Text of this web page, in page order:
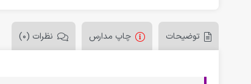
توضیحات چاپ مدارس نظرات (0)